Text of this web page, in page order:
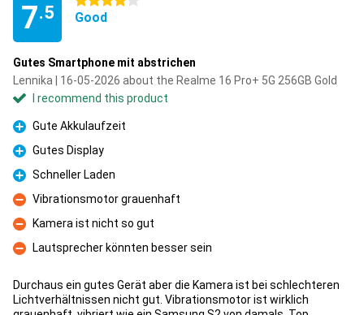
7.5 Good
Gutes Smartphone mit abstrichen
Lennika | 16-05-2026 about the Realme 16 Pro+ 5G 256GB Gold
I recommend this product
Pro
Gute Akkulaufzeit
Pro
Gutes Display
Pro
Schneller Laden
Con
Vibrationsmotor grauenhaft
Con
Kamera ist nicht so gut
Con
Lautsprecher könnten besser sein
Durchaus ein gutes Gerät aber die Kamera ist bei schlechteren
Lichtverhältnissen nicht gut. Vibrationsmotor ist wirklich